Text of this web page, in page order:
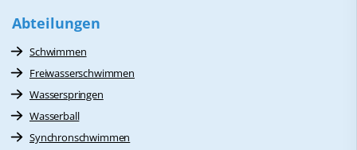
Abteilungen
Schwimmen
Freiwasserschwimmen
Wasserspringen
Wasserball
Synchronschwimmen